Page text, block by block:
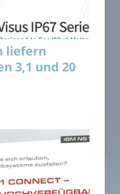
liefern
3,1 und 20